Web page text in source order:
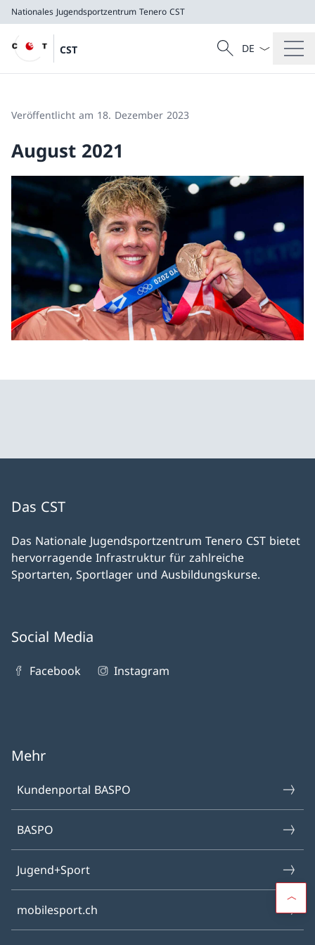
Nationales Jugendsportzentrum Tenero CST
CST
CST
Suche
Suche
Sprach
Veröffentlicht am 18. Dezember 2023
August 2021
Das CST
Das Nationale Jugendsportzentrum Tenero CST bietet
hervorragende Infrastruktur für zahlreiche
Sportarten, Sportlager und Ausbildungskurse.
Social Media
Facebook Instagram
Mehr
Kundenportal BASPO
BASPO
Jugend+Sport
mobilesport.ch